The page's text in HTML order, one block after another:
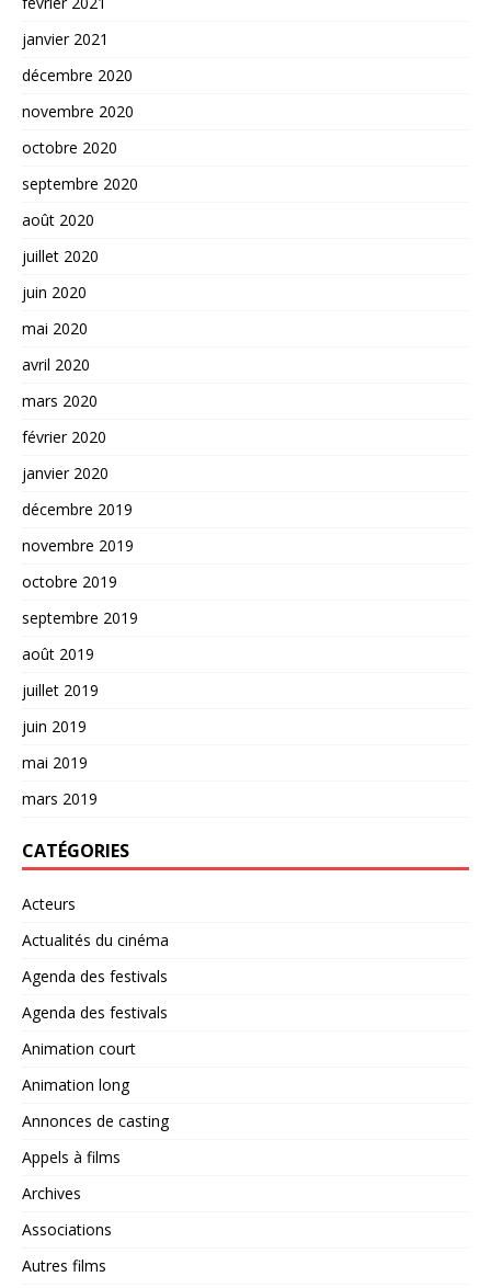
janvier 2021
décembre 2020
novembre 2020
octobre 2020
septembre 2020
août 2020
juillet 2020
juin 2020
mai 2020
avril 2020
mars 2020
février 2020
janvier 2020
décembre 2019
novembre 2019
octobre 2019
septembre 2019
août 2019
juillet 2019
juin 2019
mai 2019
mars 2019
CATÉGORIES
Acteurs
Actualités du cinéma
Agenda des festivals
Agenda des festivals
Animation court
Animation long
Annonces de casting
Appels à films
Archives
Associations
Autres films